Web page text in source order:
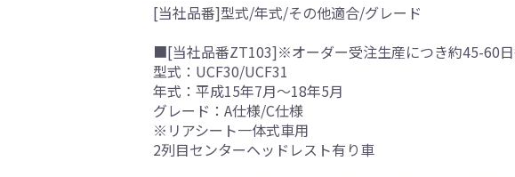
[当社品番]型式/年式/その他適合/グレード
■[当社品番ZT103]※オーダー受注生産につき約45-60
型式：UCF30/UCF31
年式：平成15年7月～18年5月
グレード：A仕様/C仕様
※リアシート一体式車用
2列目センターヘッドレスト有り車